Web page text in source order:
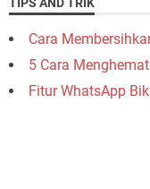
Cara
5 Cara
Fitur WhatsApp